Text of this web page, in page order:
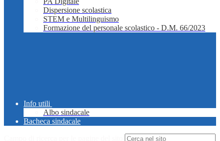
Dispersione scolastica
STEM e Multilinguismo
Formazione del personale scolastico - D.M. 66/2023
Info utili
Albo sindacale
Bacheca sindacale